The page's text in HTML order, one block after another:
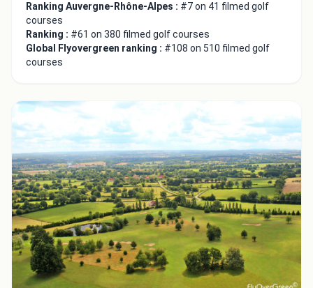
Ranking Auvergne-Rhône-Alpes : #7 on 41 filmed golf
courses
Ranking : #61 on 380 filmed golf courses
Global Flyovergreen ranking : #108 on 510 filmed golf
courses